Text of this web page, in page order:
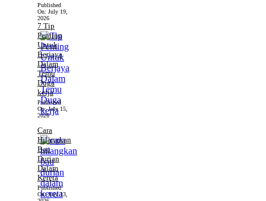
Published
On: July 19,
2026
7 Tip
Penting
Untuk
Berjaya
Dalam
Temu
Duga
kerja
Published
On:July 15,
2026
Cara
Hilangkan
Bau
Durian
Dalam
Kereta
Published
On:July 13,